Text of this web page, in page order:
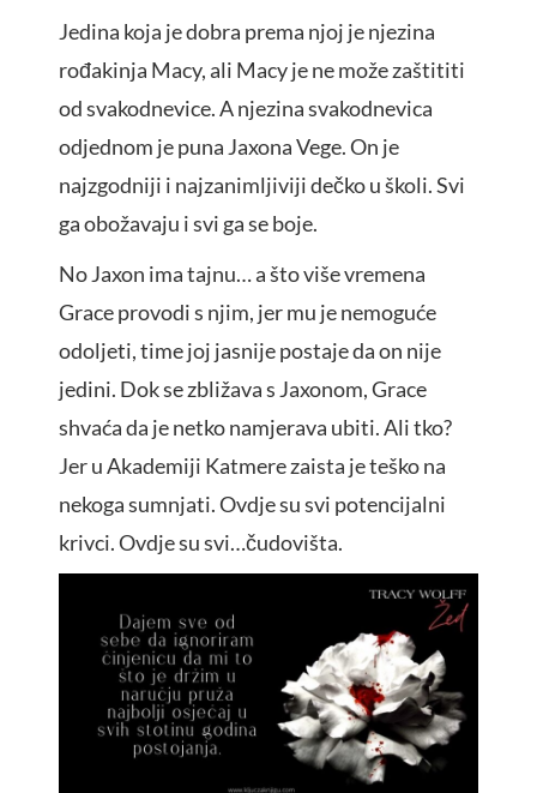
Jedina koja je dobra prema njoj je njezina
rođakinja Macy, ali Macy je ne može zaštititi
od svakodnevice. A njezina svakodnevica
odjednom je puna Jaxona Vege. On je
najzgodniji i najzanimljiviji dečko u školi. Svi
ga obožavaju i svi ga se boje.
No Jaxon ima tajnu… a što više vremena
Grace provodi s njim, jer mu je nemoguće
odoljeti, time joj jasnije postaje da on nije
jedini. Dok se zbližava s Jaxonom, Grace
shvaća da je netko namjerava ubiti. Ali tko?
Jer u Akademiji Katmere zaista je teško na
nekoga sumnjati. Ovdje su svi potencijalni
krivci. Ovdje su svi…čudovišta.